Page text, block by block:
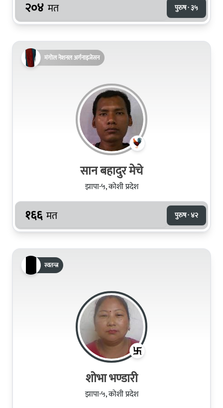
२०४ मत पुरुष · ३५
मंगोल नेशनल अर्गनाइजेसन
सान बहादुर मेचे
झापा-५, कोशी प्रदेश
१६६ मत पुरुष · ४२
स्वतन्त्र
शोभा भण्डारी
झापा-५, कोशी प्रदेश